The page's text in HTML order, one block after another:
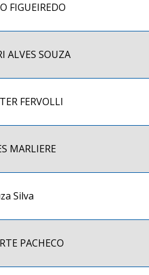
FIGUEIREDO
ALVES SOUZA
FERVOLLI
MARLIERE
Silva
PACHECO